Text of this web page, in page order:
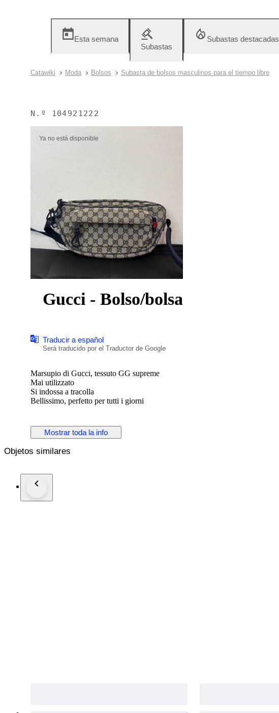
Esta semana
Subastas
Subastas destacadas
Catawiki Moda Bolsos Subasta de bolsos masculinos para el tiempo libre
N.º 104921222
Ya no está disponible
Gucci - Bolso/bolsa
Traducir a español
Será traducido por el Traductor de Google
Marsupio di Gucci, tessuto GG supreme
Mai utilizzato
Si indossa a tracolla
Bellissimo, perfetto per tutti i giorni
Mostrar toda la info
Objetos similares